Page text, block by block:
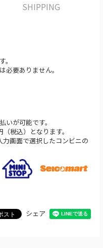
SHIPPING
必要ありません。
が可能です。
税込）となります。
画面で選択したコンビニの
シェア